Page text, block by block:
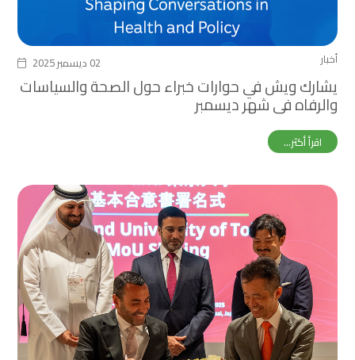
أخبار 02 ديسمبر 2025
يشارك ويش في حوارات خبراء حول الصحة والسياسات
والرفاه في شهر ديسمبر
اقرأ أكثر...